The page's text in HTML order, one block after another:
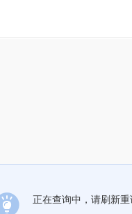
正在查询中，请刷新重